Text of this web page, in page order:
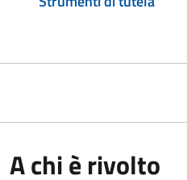
A chi è rivolto